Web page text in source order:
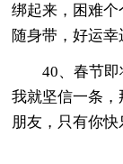
绑起来，困难
随身带，好运幸
40、春节
我就坚信一条
朋友，只有你快